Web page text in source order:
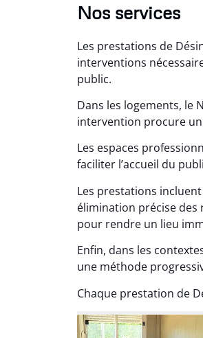
Nos services
Les prestations de
interventions
public.
Dans les logements, le
intervention procure
Les espaces
faciliter l’accueil du
Les prestations
élimination précise des
pour rendre un lieu
Enfin, dans les
une méthode
Chaque prestation de